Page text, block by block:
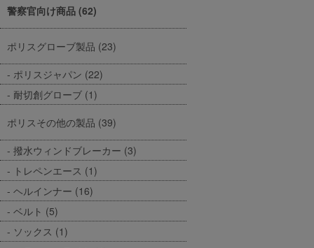
警察官向け商品 (62)
ポリスグローブ製品 (23)
ポリスジャパン (22)
耐切創グローブ (1)
ポリスその他の製品 (39)
撥水ウィンドブレーカー (3)
トレペンエース (1)
ヘルインナー (16)
ベルト (5)
ソックス (1)